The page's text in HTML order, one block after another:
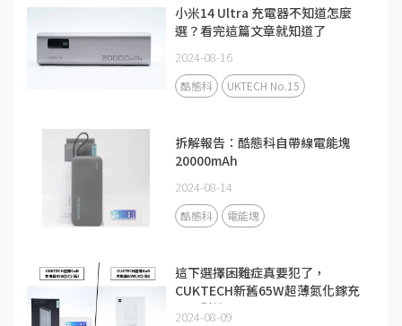
小米14 Ultra 充電器不知道怎麼
選？看完這篇文章就知道了
2024-08-16
酷態科 UKTECH No.15
拆解報告：酷態科自帶線電能塊
20000mAh
2024-08-14
酷態科 電能塊
這下選擇困難症真要犯了，
CUKTECH新舊65W超薄氮化鎵充
電器對比
2024-08-09